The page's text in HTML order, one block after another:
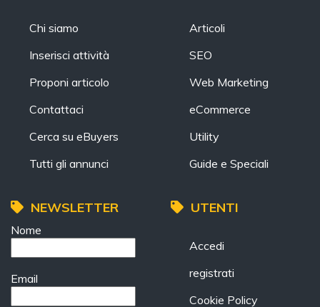
Chi siamo
Inserisci attività
Proponi articolo
Contattaci
Cerca su eBuyers
Tutti gli annunci
Articoli
SEO
Web Marketing
eCommerce
Utility
Guide e Speciali
NEWSLETTER
Nome
Email
UTENTI
Accedi
registrati
Cookie Policy